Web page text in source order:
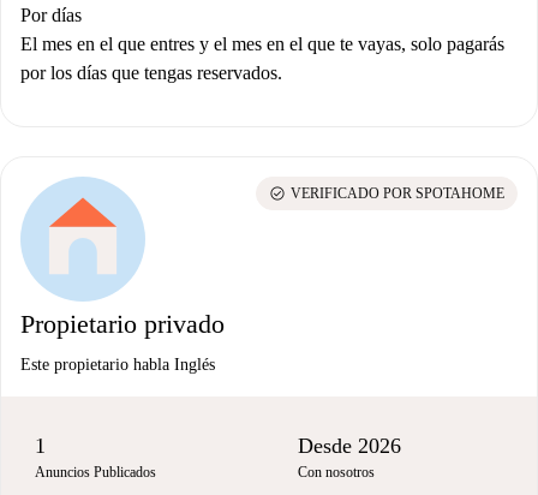
Por días
El mes en el que entres y el mes en el que te vayas, solo pagarás
por los días que tengas reservados.
Propietario privado
Este propietario habla Inglés
check_circle VERIFICADO POR SPOTAHOME
1
Anuncios Publicados
Desde 2026
Con nosotros